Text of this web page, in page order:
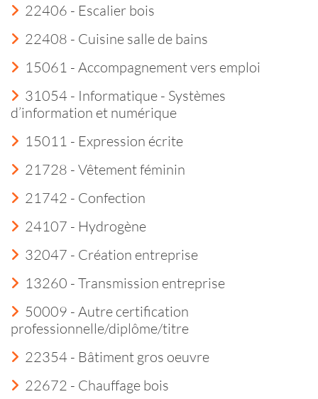
22406 - Escalier bois
22408 - Cuisine salle de bains
15061 - Accompagnement vers emploi
31054 - Informatique - Systèmes
d’information et numérique
15011 - Expression écrite
21728 - Vêtement féminin
21742 - Confection
24107 - Hydrogène
32047 - Création entreprise
13260 - Transmission entreprise
50009 - Autre certification
professionnelle/diplôme/titre
22354 - Bâtiment gros oeuvre
22672 - Chauffage bois